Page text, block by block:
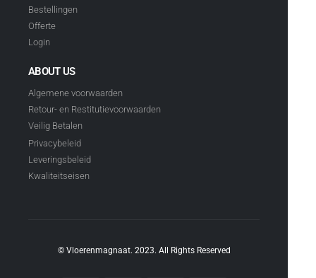
Bestellingen
Offerte
Login
ABOUT US
Algemene voorwaarden
Retour- en Restitutievoorwaarden
Veilig Betalen
Privacybeleid
Leveringsbeleid
Kwaliteitseisen
© Vloerenmagnaat. 2023. All Rights Reserved